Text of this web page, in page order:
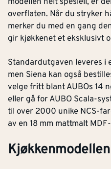
overflaten. Når du stryker
merker du med en gang
gir kjøkkenet et eksklusivt
Standardutgaven leveres i
men Siena kan også
velge fritt blant AUBOs 14
eller gå for AUBO Scala-
til over 2000 unike NCS-
av en 18 mm mattmalt